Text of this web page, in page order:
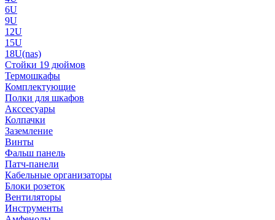
6U
9U
12U
15U
18U(nas)
Стойки 19 дюймов
Термошкафы
Комплектующие
Полки для шкафов
Акссесуары
Колпачки
Заземление
Винты
Фальш панель
Патч-панели
Кабельные организаторы
Блоки розеток
Вентиляторы
Инструменты